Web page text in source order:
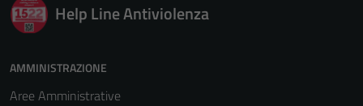
Help Line Antiviolenza
AMMINISTRAZIONE
Aree Amministrative